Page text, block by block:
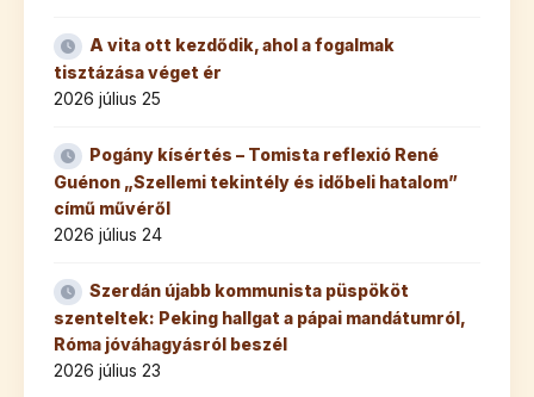
A vita ott kezdődik, ahol a fogalmak
tisztázása véget ér
2026 július 25
Pogány kísértés – Tomista reflexió René
Guénon „Szellemi tekintély és időbeli hatalom”
című művéről
2026 július 24
Szerdán újabb kommunista püspököt
szenteltek: Peking hallgat a pápai mandátumról,
Róma jóváhagyásról beszél
2026 július 23